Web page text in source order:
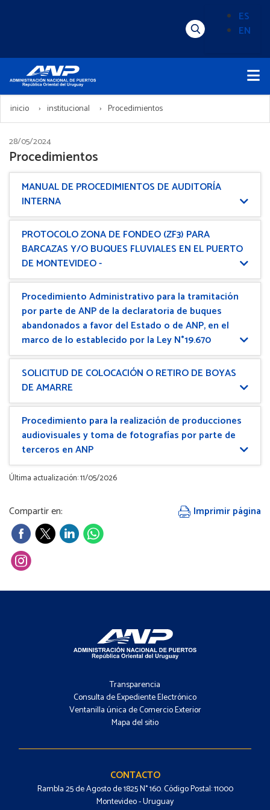
idioma
(Content)
ES
EN
Menú
Principal
inicio institucional Procedimientos
28/05/2024
Procedimientos
MANUAL DE PROCEDIMIENTOS DE AUDITORÍA
INTERNA
PROTOCOLO ZONA DE FONDEO (ZF3) PARA
BARCAZAS Y/O BUQUES FLUVIALES EN EL PUERTO
DE MONTEVIDEO -
Procedimiento Administrativo para la tramitación
por parte de ANP de la declaratoria de buques
abandonados a favor del Estado o de ANP, en el
marco de lo establecido por la Ley N°19.670
SOLICITUD DE COLOCACIÓN O RETIRO DE BOYAS
DE AMARRE
Procedimiento para la realización de producciones
audiovisuales y toma de fotografías por parte de
terceros en ANP
Última actualización: 11/05/2026
Compartir en: Imprimir página
-
Menú
Transparencia
Consulta de Expediente Electrónico
Ventanilla única de Comercio Exterior
Mapa del sitio
-
Contacto
CONTACTO
Rambla 25 de Agosto de 1825 N° 160. Código Postal: 11000
Montevideo - Uruguay